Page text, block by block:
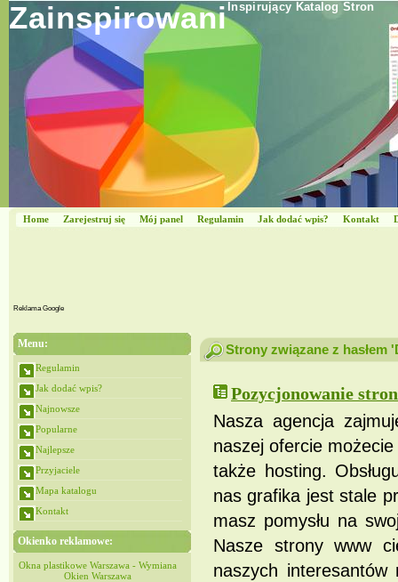
Zainspirowani Inspirujący Katalog Stron
Home Zarejestruj się Mój panel Regulamin Jak dodać wpis? Kontakt
Reklama Google
Menu:
Regulamin
Jak dodać wpis?
Najnowsze
Popularne
Najlepsze
Przyjaciele
Mapa katalogu
Kontakt
Okienko reklamowe:
Okna plastikowe Warszawa - Wymiana
Okien Warszawa
Okna plastikowe Warszawa - Wymiana
Okien Warszawa
Strony związane z hasłem
Pozycjonowanie
Nasza agencja
naszej ofercie
także hosting.
nas grafika jest stale
masz pomysłu na
Nasze strony www
naszych